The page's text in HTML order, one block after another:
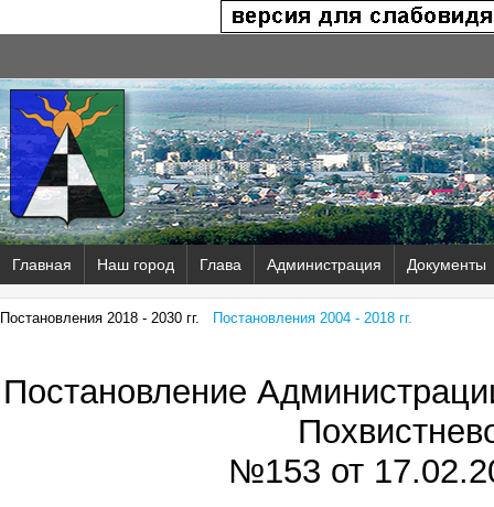
Главная Наш город Глава Администрация Документы
Постановления 2018 - 2030 гг. Постановления 2004 - 2018 гг.
Постановление
№153 от